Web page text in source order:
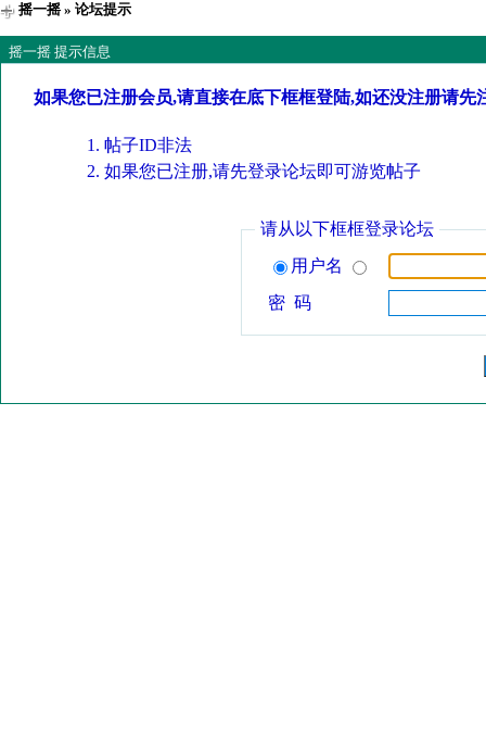
摇一摇» 论坛提示
摇一摇 提示信息
如果您已注册会员,请直接在底下框框登陆,如还没注册请先
帖子ID非法
如果您已注册,请先登录论坛即可游览帖子
请从以下框框登录论坛
用户名
密 码